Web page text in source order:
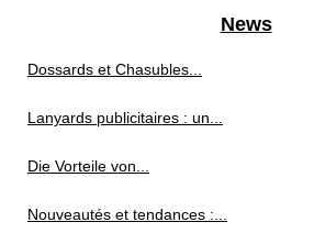
News
Dossards et Chasubles...
Lanyards publicitaires : un...
Die Vorteile von...
Nouveautés et tendances :...